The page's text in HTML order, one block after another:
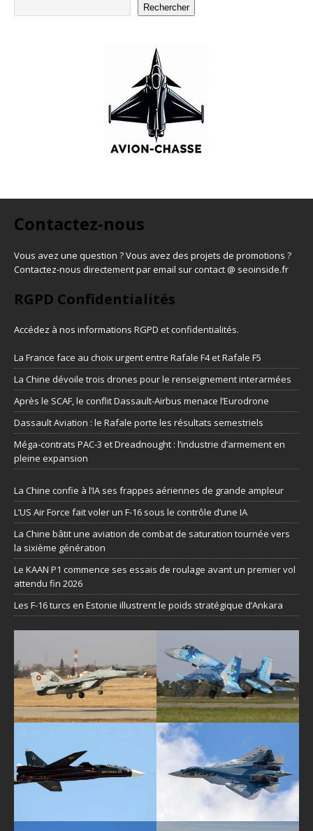
Rechercher
Contactez-nous
Vous avez une question ? Vous avez des projets de promotions ?
Contactez-nous directement par email sur contact @ seoinside.fr
RGPD Confidentialités
Accédez à nos informations RGPD et confidentialités.
La France face au choix urgent entre Rafale F4 et Rafale F5
La Chine dévoile trois drones pour le renseignement interarmées
Après le SCAF, le conflit Dassault-Airbus menace l’Eurodrone
Dassault Aviation : le Rafale porte les résultats semestriels
Méga-contrats PAC-3 et Dreadnought : l’industrie d’armement en
pleine expansion
La Chine confie à l’IA ses frappes aériennes de grande ampleur
L’US Air Force fait voler un F-16 sous le contrôle d’une IA
La Chine bâtit une aviation de combat de saturation tournée vers
la sixième génération
Le KAAN P1 commence ses essais de roulage avant un premier vol
attendu fin 2026
Les F-16 turcs en Estonie illustrent le poids stratégique d’Ankara